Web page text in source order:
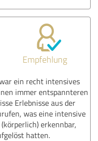
Empfehlung
ein recht intensives
immer entspannteren
Erlebnisse aus der
was eine intensive
erkennbar,
hatten.